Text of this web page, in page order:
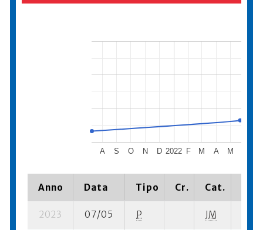
2022
A S O N D F M A M
Anno Data Tipo Cr. Cat.
2023 07/05 P JM